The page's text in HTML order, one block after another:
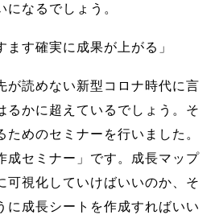
になるでしょう。
ます確実に成果が上がる」
が読めない新型コロナ時代に言
るかに超えているでしょう。そ
めのセミナーを行いました。
成セミナー」です。成長マップ
可視化していけばいいのか、そ
に成長シートを作成すればいい